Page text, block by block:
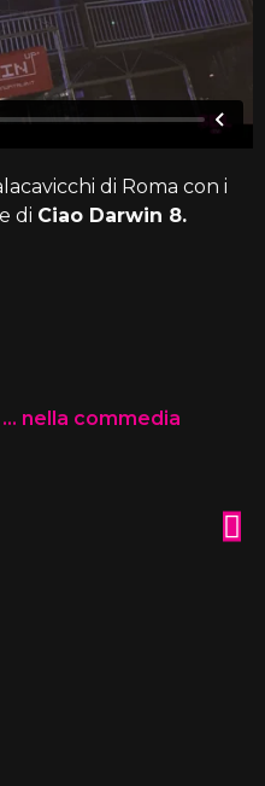
di Roma con i
di Ciao Darwin 8.
… nella commedia